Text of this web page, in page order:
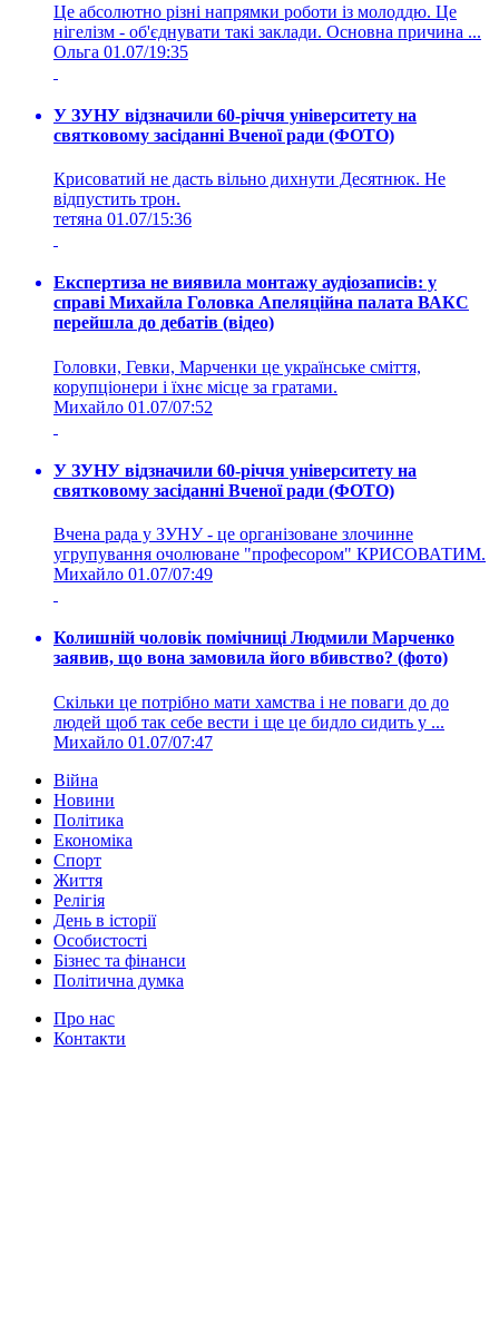
Це абсолютно різні напрямки роботи із молоддю. Це
нігелізм - об'єднувати такі заклади. Основна причина ...
Ольга 01.07/19:35
У ЗУНУ відзначили 60-річчя університету на
святковому засіданні Вченої ради (ФОТО)
Крисоватий не дасть вільно дихнути Десятнюк. Не
відпустить трон.
тетяна 01.07/15:36
Експертиза не виявила монтажу аудіозаписів: у
справі Михайла Головка Апеляційна палата ВАКС
перейшла до дебатів (відео)
Головки, Гевки, Марченки це українське сміття,
корупціонери і їхнє місце за гратами.
Михайло 01.07/07:52
У ЗУНУ відзначили 60-річчя університету на
святковому засіданні Вченої ради (ФОТО)
Вчена рада у ЗУНУ - це організоване злочинне
угрупування очолюване "професором" КРИСОВАТИМ.
Михайло 01.07/07:49
Колишній чоловік помічниці Людмили Марченко
заявив, що вона замовила його вбивство? (фото)
Скільки це потрібно мати хамства і не поваги до до
людей щоб так себе вести і ще це бидло сидить у ...
Михайло 01.07/07:47
Війна
Новини
Політика
Економіка
Спорт
Життя
Релігія
День в історії
Особистості
Бізнес та фінанси
Політична думка
Про нас
Контакти